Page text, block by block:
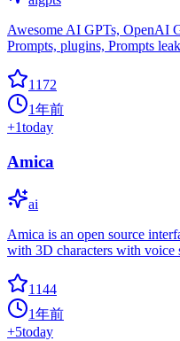
Awesome AI GPTs, OpenAI
Prompts, plugins, Prompts
1172
1年前
+1today
Amica
ai
Amica is an open source
with 3D characters with voice
1144
1年前
+5today